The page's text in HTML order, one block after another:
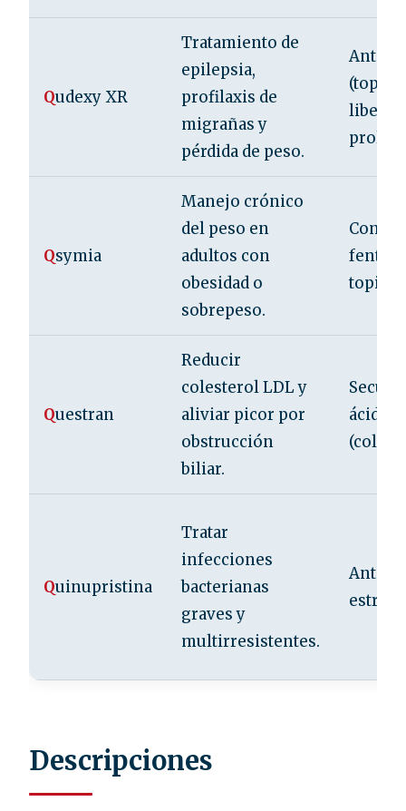
Qudexy XR
Tratamiento de
epilepsia,
profilaxis de
migrañas y
pérdida de peso.
Qsymia
Manejo crónico
del peso en
adultos con
obesidad o
sobrepeso.
Questran
Reducir
colesterol LDL y
aliviar picor por
obstrucción
biliar.
ácidos
Quinupristina
Tratar
infecciones
bacterianas
graves y
multirresistentes.
Descripciones